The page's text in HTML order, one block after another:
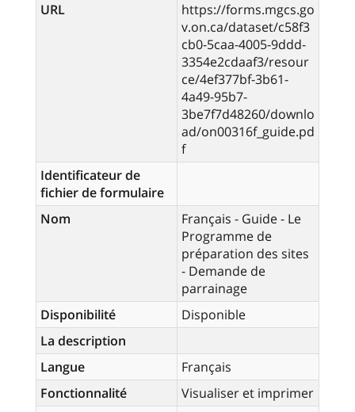
URL
https://forms.mgcs.go
v.on.ca/dataset/c58f3
cb0-5caa-4005-9ddd-
3354e2cdaaf3/resour
ce/4ef377bf-3b61-
4a49-95b7-
3be7f7d48260/downlo
ad/on00316f_guide.pd
f
Identificateur de
fichier de formulaire
Nom
Français - Guide - Le
Programme de
préparation des sites
- Demande de
parrainage
Disponibilité
Disponible
La description
Langue
Français
Fonctionnalité
Visualiser et imprimer